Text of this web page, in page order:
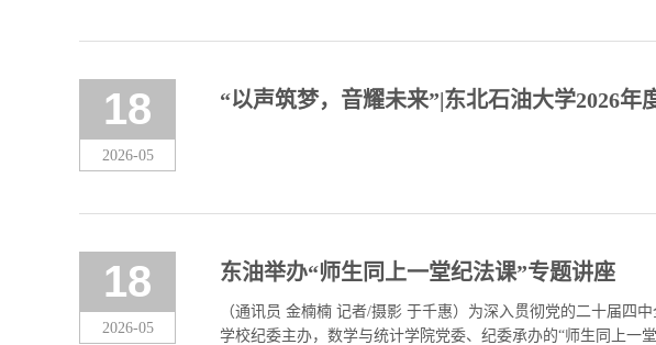
18
2026-05
“以声筑梦，音耀未来”|东北石油大学2026
18
2026-05
东油举办“师生同上一堂纪法课”专题讲座
（通讯员 金楠楠 记者/摄影 于千惠）为深入贯彻党的二十届四
学校纪委主办，数学与统计学院党委、纪委承办的“师生同上一